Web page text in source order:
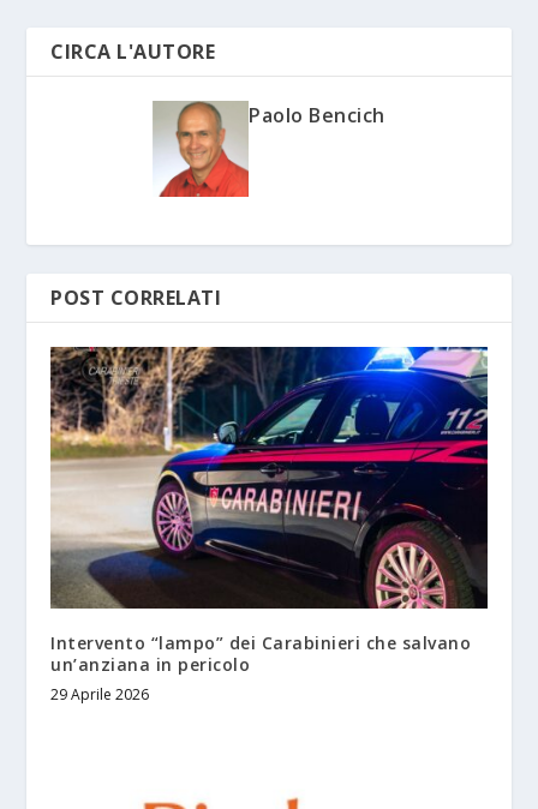
CIRCA L'AUTORE
Paolo Bencich
POST CORRELATI
Intervento “lampo” dei Carabinieri che salvano
un’anziana in pericolo
29 Aprile 2026